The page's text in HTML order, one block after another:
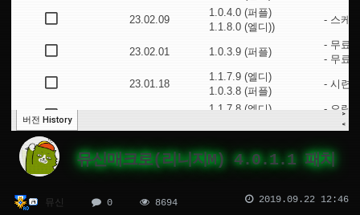
뮤신매크로(리니지M) 4.0.1.1 패치
뮤신 0 8694 2019.09.22 12:46